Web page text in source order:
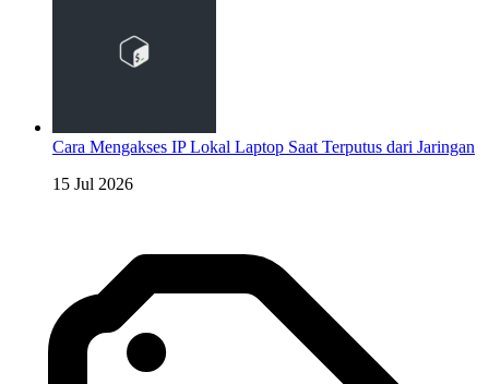
Cara Mengakses IP Lokal Laptop Saat Terputus dari Jaringan
15 Jul 2026